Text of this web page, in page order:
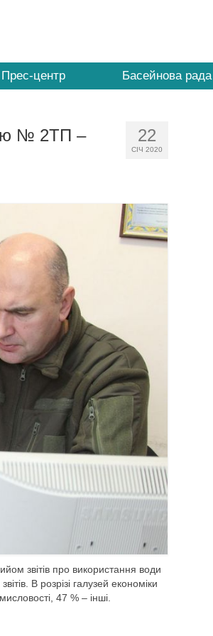
Прес-центр Басейнова рада
22
СІЧ 2020
№ 2ТП –
звітів про використання води
В розрізі галузей економіки
47 % – інші.